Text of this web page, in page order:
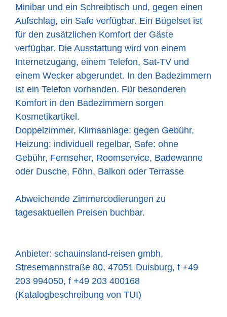
Minibar und ein Schreibtisch und, gegen einen
Aufschlag, ein Safe verfügbar. Ein Bügelset ist
für den zusätzlichen Komfort der Gäste
verfügbar. Die Ausstattung wird von einem
Internetzugang, einem Telefon, Sat-TV und
einem Wecker abgerundet. In den Badezimmern
ist ein Telefon vorhanden. Für besonderen
Komfort in den Badezimmern sorgen
Kosmetikartikel.
Doppelzimmer, Klimaanlage: gegen Gebühr,
Heizung: individuell regelbar, Safe: ohne
Gebühr, Fernseher, Roomservice, Badewanne
oder Dusche, Föhn, Balkon oder Terrasse
Abweichende Zimmercodierungen zu
tagesaktuellen Preisen buchbar.
Anbieter: schauinsland-reisen gmbh,
Stresemannstraße 80, 47051 Duisburg, t +49
203 994050, f +49 203 400168
(Katalogbeschreibung von TUI)